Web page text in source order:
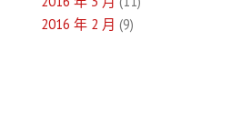
2016 年 2 月 (9)